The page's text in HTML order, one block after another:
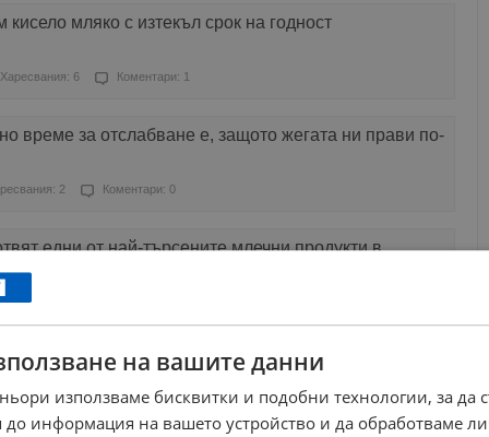
мляко с изтекъл срок на годност
Харесвания: 6 Коментари: 1
време за отслабване е, защото жегата ни прави по-
2 Коментари: 0
едни от най-търсените млечни продукти в
1
апетита и топи мазнини
2
на вашите данни
използваме бисквитки и подобни технологии, за да
до информация на вашето устройство и да обработваме